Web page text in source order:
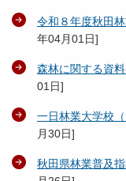
令和８年度秋田
年04月01日]
森林に関する資
01日]
一日林業大学校
月30日]
秋田県林業普及